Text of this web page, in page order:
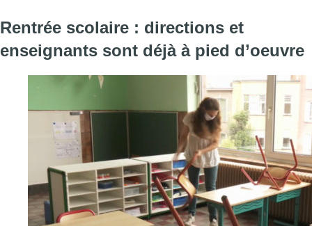
Rentrée scolaire : directions et
enseignants sont déjà à pied d’oeuvre